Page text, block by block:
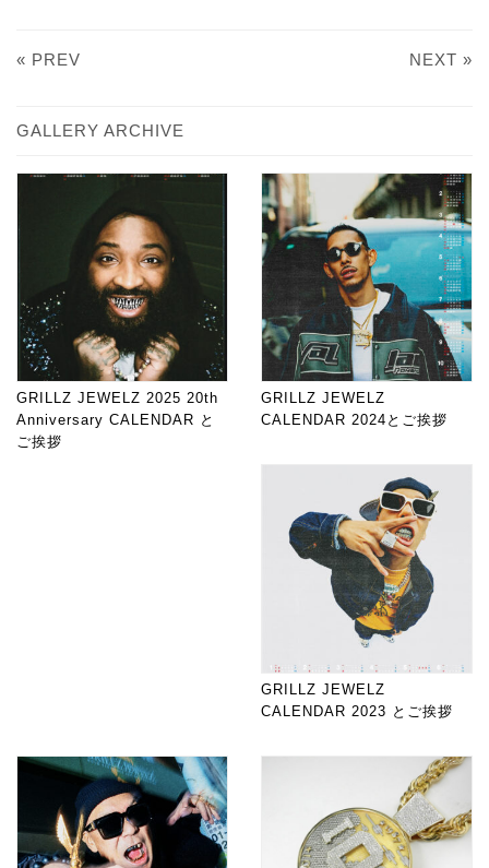
« PREV NEXT »
GALLERY ARCHIVE
GRILLZ JEWELZ 2025 20th
Anniversary CALENDAR と
ご挨拶
GRILLZ JEWELZ
CALENDAR 2024とご挨拶
GRILLZ JEWELZ
CALENDAR 2023 とご挨拶